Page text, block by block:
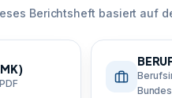
Berichtsheft basiert auf